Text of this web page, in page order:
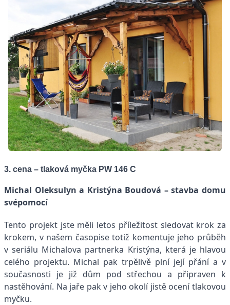
3. cena – tlaková myčka PW 146 C
Michal Oleksulyn a Kristýna Boudová – stavba domu
svépomocí
Tento projekt jste měli letos příležitost sledovat krok za
krokem, v našem časopise totiž komentuje jeho průběh
v seriálu Michalova partnerka Kristýna, která je hlavou
celého projektu. Michal pak trpělivě plní její přání a v
současnosti je již dům pod střechou a připraven k
nastěhování. Na jaře pak v jeho okolí jistě ocení tlakovou
myčku.